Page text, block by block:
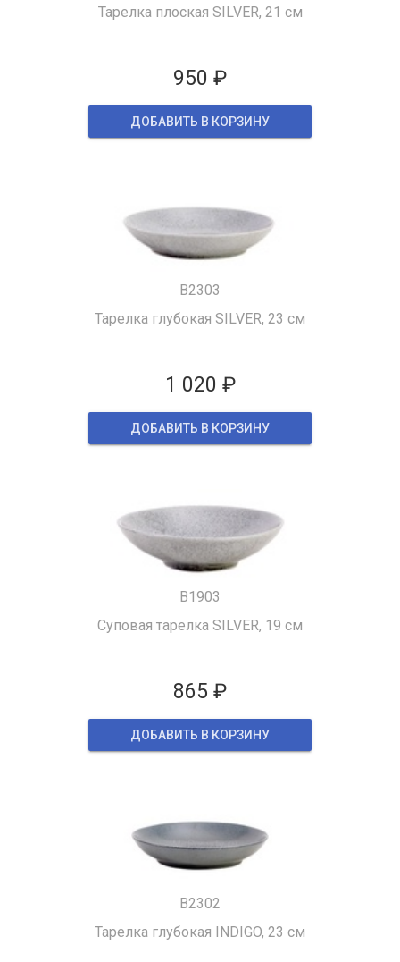
Тарелка плоская SILVER, 21 см
950 ₽
ДОБАВИТЬ В КОРЗИНУ
B2303
Тарелка глубокая SILVER, 23 см
1 020 ₽
ДОБАВИТЬ В КОРЗИНУ
B1903
Суповая тарелка SILVER, 19 см
865 ₽
ДОБАВИТЬ В КОРЗИНУ
B2302
Тарелка глубокая INDIGO, 23 см